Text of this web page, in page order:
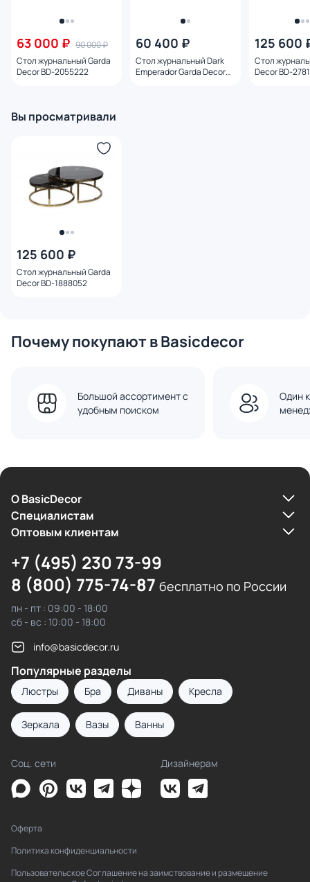
63 000 ₽ 90 000 ₽
Стол журнальный Garda
Decor BD-2055222
60 400 ₽
Стол журнальный Dark
Emperador Garda Decor
125 600
Стол
Decor BD-
Вы просматривали
125 600 ₽
Стол журнальный Garda
Decor BD-1888052
Почему покупают в Basicdecor
Большой ассортимент с
удобным поиском
Один
О BasicDecor
Cпециалистам
Оптовым клиентам
+7 (495) 230 73-99
8 (800) 775-74-87 бесплатно по России
пн - пт : 09:00 - 18:00
сб - вс : 10:00 - 18:00
info@basicdecor.ru
Популярные разделы
Люстры Бра Диваны Кресла
Зеркала Вазы Ванны
Соц. сети Дизайнерам
Оферта
Политика конфиденциальности
Пользовательское Соглашение на заимствование и размещение